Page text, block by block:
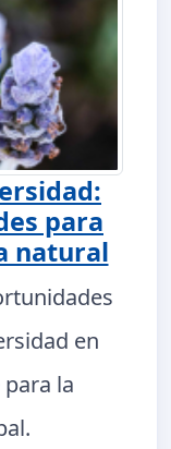
para
natural
en
para la